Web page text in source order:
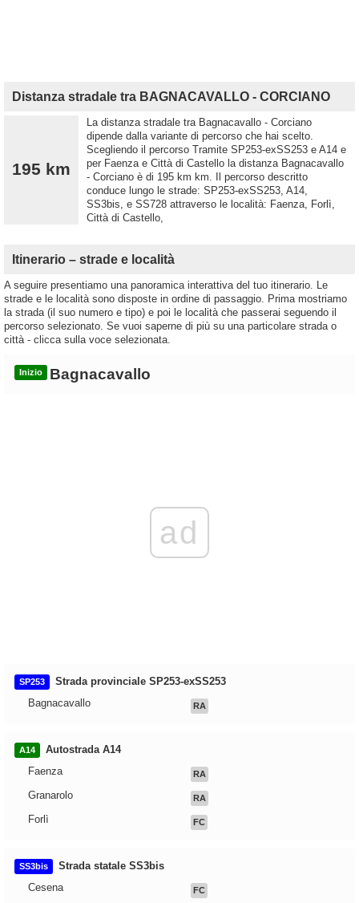
Distanza stradale tra BAGNACAVALLO - CORCIANO
195 km
La distanza stradale tra Bagnacavallo - Corciano
dipende dalla variante di percorso che hai scelto.
Scegliendo il percorso Tramite SP253-exSS253 e A14 e
per Faenza e Città di Castello la distanza Bagnacavallo
- Corciano è di 195 km km. Il percorso descritto
conduce lungo le strade: SP253-exSS253, A14,
SS3bis, e SS728 attraverso le località: Faenza, Forlì,
Città di Castello,
Itinerario – strade e località
A seguire presentiamo una panoramica interattiva del tuo itinerario. Le
strade e le località sono disposte in ordine di passaggio. Prima mostriamo
la strada (il suo numero e tipo) e poi le località che passerai seguendo il
percorso selezionato. Se vuoi saperne di più su una particolare strada o
città - clicca sulla voce selezionata.
Inizio Bagnacavallo
ad
SP253
Strada provinciale SP253-exSS253
Bagnacavallo
RA
A14
Autostrada A14
Faenza
RA
Granarolo RA
Forlì FC
SS3bis
Strada statale SS3bis
Cesena
FC